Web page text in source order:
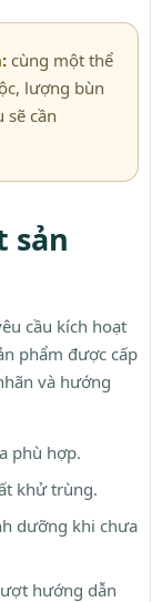
cùng một thể
lượng bùn
sẽ cần
sản
cầu kích hoạt
phẩm được cấp
và hướng
phù hợp.
khử trùng.
dưỡng khi chưa
hướng dẫn